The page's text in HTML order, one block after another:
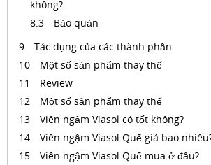
không?
Bảo quản
Tác dụng của các thành phần
Một số sản phẩm thay thế
Review
Một số sản phẩm thay thế
Viên ngậm Viasol có tốt không?
Viên ngậm Viasol Quế giá bao
Viên ngậm Viasol Quế mua ở đâu?